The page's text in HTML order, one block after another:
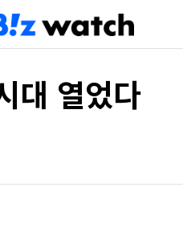
대 열었다